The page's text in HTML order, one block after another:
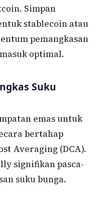
Simpan
stablecoin atau
pemangkasan
optimal.
Suku
emas untuk
bertahap
Averaging (DCA).
signifikan pasca-
suku bunga.